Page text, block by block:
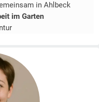
in Ahlbeck
im Garten